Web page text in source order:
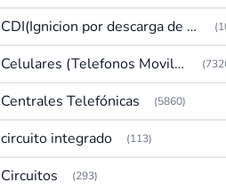
CDI(Ignicion por descarga de capacitor)
Celulares (Telefonos Moviles)
Centrales Telefónicas (5860)
circuito integrado (113)
Circuitos (293)